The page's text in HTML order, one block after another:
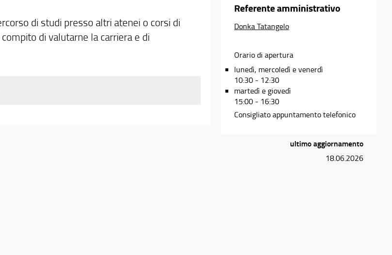
di studi presso altri atenei o corsi di
di valutarne la carriera e di
formativi aggiuntivi, che potranno
Referente amministrativo
Donka Tatangelo
Orario di apertura
lunedì, mercoledì e venerdì
10:30 - 12:30
martedì e giovedì
15:00 - 16:30
Consigliato appuntamento telefonico
ultimo aggiornamento
18.06.2026